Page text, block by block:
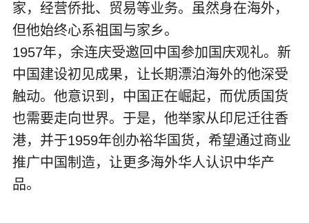
家，经营侨批、贸易等业务。虽然身在海外，
但他始终心系祖国与家乡。
1957年，余连庆受邀回中国参加国庆观礼。新
中国建设初见成果，让长期漂泊海外的他深受
触动。他意识到，中国正在崛起，而优质国货
也需要走向世界。于是，他举家从印尼迁往香
港，并于1959年创办裕华国货，希望通过商业
推广中国制造，让更多海外华人认识中华产
品。